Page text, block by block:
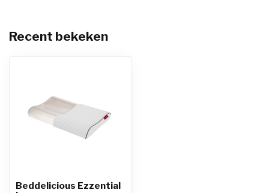
Recent bekeken
Beddelicious Ezzential